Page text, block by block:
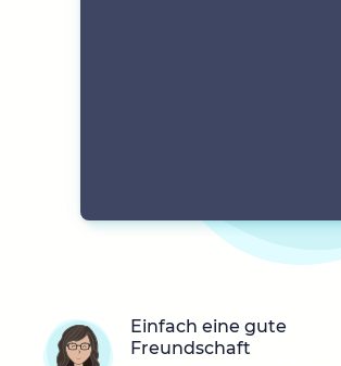
Einfach eine gute
Freundschaft